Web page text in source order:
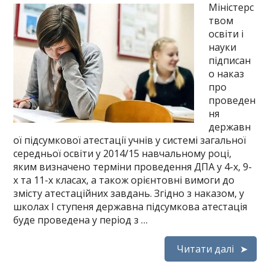
Міністерс
твом
освіти і
науки
підписан
о наказ
про
проведен
ня
державн
ої підсумкової атестації учнів у системі загальної
середньої освіти у 2014/15 навчальному році,
яким визначено терміни проведення ДПА у 4-х, 9-
х та 11-х класах, а також орієнтовні вимоги до
змісту атестаційних завдань. Згідно з наказом, у
школах І ступеня державна підсумкова атестація
буде проведена у період з …
Читати далі